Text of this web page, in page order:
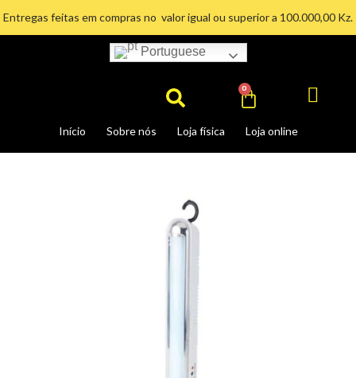
Entregas feitas em compras no valor igual ou superior a 100.000,00 Kz.
Portuguese
Search
Início Sobre nós Loja física Loja online
0